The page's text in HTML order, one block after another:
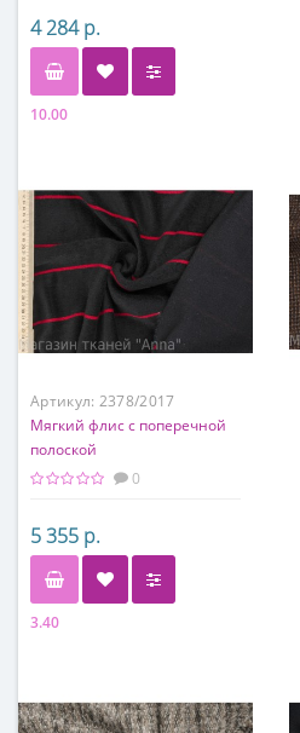
4 284 р.
10.00
эластан
Артикул: 2378/2017
Мягкий флис с поперечной
полоской
0
5 355 р.
3.40